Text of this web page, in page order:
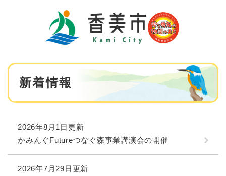
本
新着情報
2026年8月1日更新
かみんぐFutureつなぐ森事業講演会の開催
2026年7月29日更新